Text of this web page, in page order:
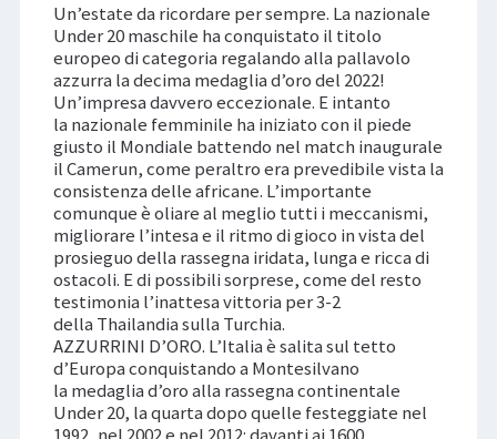
Un’estate da ricordare per sempre. La nazionale
Under 20 maschile ha conquistato il titolo
europeo di categoria regalando alla pallavolo
azzurra la decima medaglia d’oro del 2022!
Un’impresa davvero eccezionale. E intanto
la nazionale femminile ha iniziato con il piede
giusto il Mondiale battendo nel match inaugurale
il Camerun, come peraltro era prevedibile vista la
consistenza delle africane. L’importante
comunque è oliare al meglio tutti i meccanismi,
migliorare l’intesa e il ritmo di gioco in vista del
prosieguo della rassegna iridata, lunga e ricca di
ostacoli. E di possibili sorprese, come del resto
testimonia l’inattesa vittoria per 3-2
della Thailandia sulla Turchia.
AZZURRINI D’ORO. L’Italia è salita sul tetto
d’Europa conquistando a Montesilvano
la medaglia d’oro alla rassegna continentale
Under 20, la quarta dopo quelle festeggiate nel